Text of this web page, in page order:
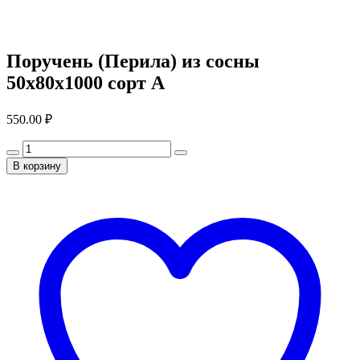
Поручень (Перила) из сосны
50x80x1000 сорт А
550.00 ₽
В корзину